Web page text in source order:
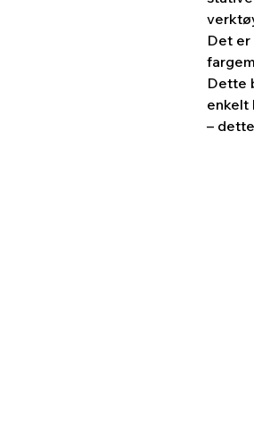
Det er
Dette
enkelt
–